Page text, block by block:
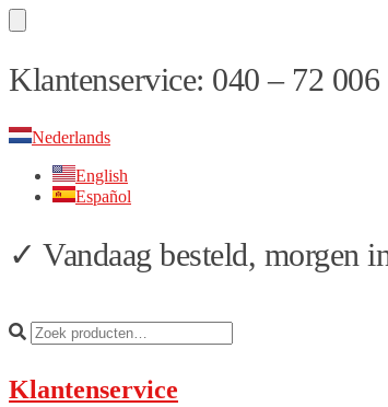
Skip
to
Skip
to
Klantenservice: 040 – 72 006
Nederlands
English
Español
✓ Vandaag besteld, morgen
Klantenservice